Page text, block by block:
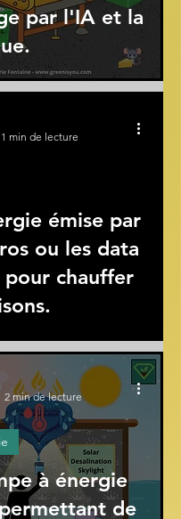
par l'IA et la
émise par
ou les data
pour chauffer
1 min de lecture
à énergie
de
2 min de lecture